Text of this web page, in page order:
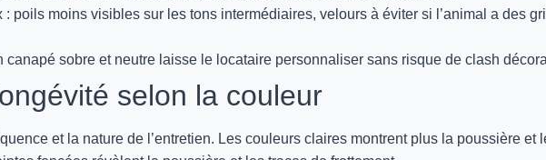
: poils moins visibles sur les tons intermédiaires, velours à éviter si l’animal a des
canapé sobre et neutre laisse le locataire personnaliser sans risque de clash
selon la couleur
et la nature de l’entretien. Les couleurs claires montrent plus la poussière et